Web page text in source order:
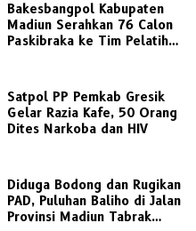
Bakesbangpol Kabupaten
Madiun Serahkan 76 Calon
Paskibraka ke Tim Pelatih
Satpol PP Pemkab Gresik
Gelar Razia Kafe, 50 Orang
Dites Narkoba dan HIV
Diduga Bodong dan Rugikan
PAD, Puluhan Baliho di Jalan
Provinsi Madiun Tabrak